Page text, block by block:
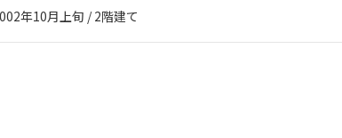
年10月上旬 / 2階建て